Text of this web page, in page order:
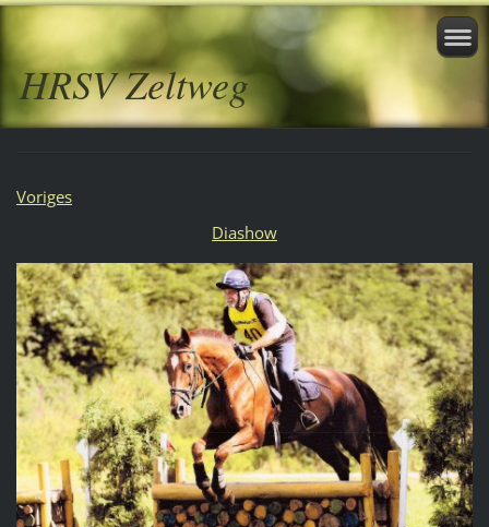
HRSV Zeltweg
Voriges
Diashow